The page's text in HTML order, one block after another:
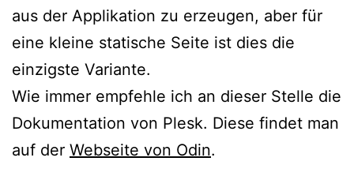
aus der Applikation zu erzeugen, aber für
eine kleine statische Seite ist dies die
einzigste Variante.
Wie immer empfehle ich an dieser Stelle die
Dokumentation von Plesk. Diese findet man
auf der Webseite von Odin.